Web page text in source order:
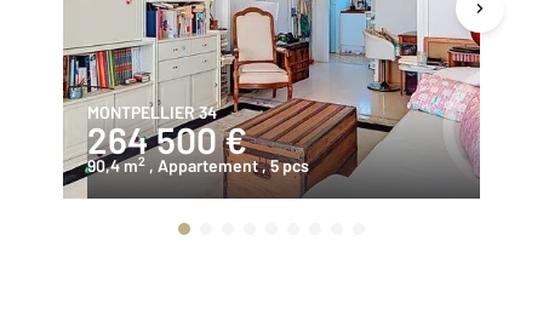
MONTPELLIER 34
264 500 €
90,4 m2 , Appartement, 5 pcs